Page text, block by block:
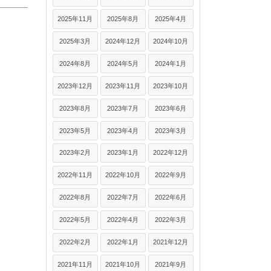
2025年11月 2025年8月 2025年4月
2025年3月 2024年12月 2024年10月
2024年8月 2024年5月 2024年1月
2023年12月 2023年11月 2023年10月
2023年8月 2023年7月 2023年6月
2023年5月 2023年4月 2023年3月
2023年2月 2023年1月 2022年12月
2022年11月 2022年10月 2022年9月
2022年8月 2022年7月 2022年6月
2022年5月 2022年4月 2022年3月
2022年2月 2022年1月 2021年12月
2021年11月 2021年10月 2021年9月